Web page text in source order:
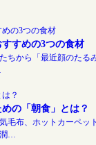
すめの3つの食材
ちから「最近顔のた
の「朝食」とは？
毛布、ホットカーペ
潤…